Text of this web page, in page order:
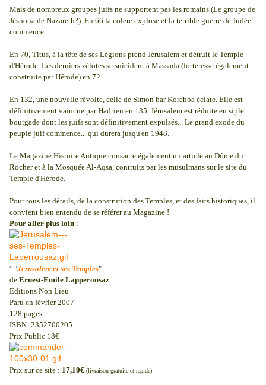
Mais de nombreux groupes juifs ne supportent pas les romains (Le groupe de
Jéshoua de Nazareth?). En 66 la colère explose et la terrible guerre de Judée
commence.
En 70, Titus, à la tête de ses Légions prend Jérusalem et détruit le Temple
d'Hérode. Les derniers zélotes se suicident à Massada (forteresse également
construite par Hérode) en 72.
En 132, une nouvelle révolte, celle de Simon bar Korchba éclate. Elle est
définitivement vaincue par Hadrien en 135. Jérusalem est réduite en siple
bourgade dont les juifs sont définitivement expulsés... Le grand exode du
peuple juif commence... qui durera jusqu'en 1948.
Le Magazine Histoire Antique consacre également un article au Dôme du
Rocher et à la Mosquée Al-Aqsa, contruits par les musulmans sur le site du
Temple d'Hérode.
Pour tous les détails, de la constrution des Temples, et des faits historiques, il
convient bien entendu de se référer au Magazine !
Pour aller plus loin :
° "Jerusalem et ses Temples"
de Ernest-Emile Lapperousaz
Editions Non Lieu
Paru en février 2007
128 pages
ISBN: 2352700205
Prix Public 18€
Prix sur ce site : 17,10€ (livraison gratuite et rapide)